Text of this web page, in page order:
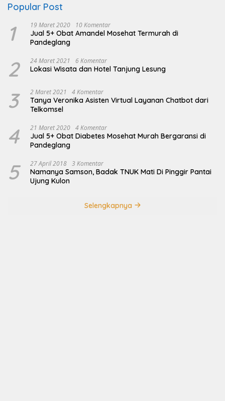
Popular Post
1 19 Maret 2020 10 Komentar
Jual 5+ Obat Amandel Mosehat Termurah di
Pandeglang
2 24 Maret 2021 6 Komentar
Lokasi Wisata dan Hotel Tanjung Lesung
3 2 Maret 2021 4 Komentar
Tanya Veronika Asisten Virtual Layanan Chatbot dari
Telkomsel
4 21 Maret 2020 4 Komentar
Jual 5+ Obat Diabetes Mosehat Murah Bergaransi di
Pandeglang
5 27 April 2018 3 Komentar
Namanya Samson, Badak TNUK Mati Di Pinggir Pantai
Ujung Kulon
Selengkapnya